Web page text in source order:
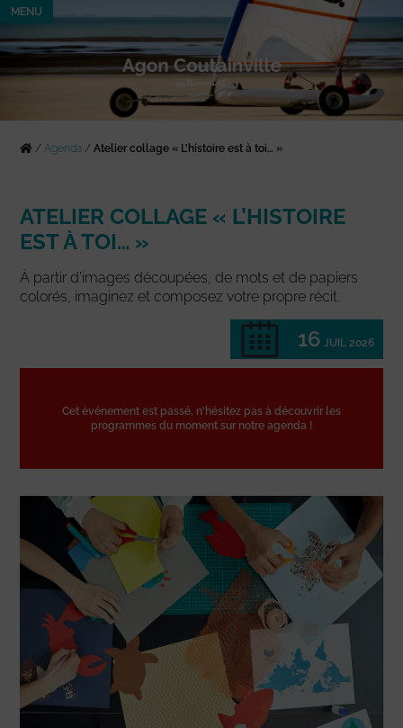
MENU
/Agenda /Atelier collage « L’histoire est à toi… »
ATELIER COLLAGE « L’HISTOIRE
EST À TOI… »
À partir d’images découpées, de mots et de papiers
colorés, imaginez et composez votre propre récit.
16 JUIL 2026
Cet événement est passé, n'hésitez pas à découvrir les
programmes du moment sur notre agenda !